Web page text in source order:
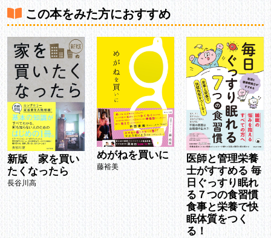
この本をみた方におすすめ
新版 家を買い
たくなったら
長谷川高
めがねを買いに
藤裕美
医師と管理栄養
士がすすめる 毎
日ぐっすり眠れ
る７つの食習慣
食事と栄養で快
眠体質をつく
る！